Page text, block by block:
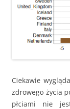
Ciekawie
zdrowego życia
płciami nie